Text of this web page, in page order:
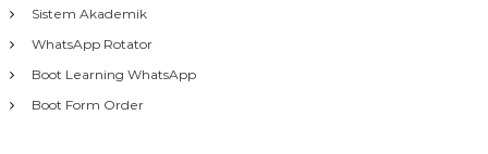
Sistem Akademik
WhatsApp Rotator
Boot Learning WhatsApp
Boot Form Order